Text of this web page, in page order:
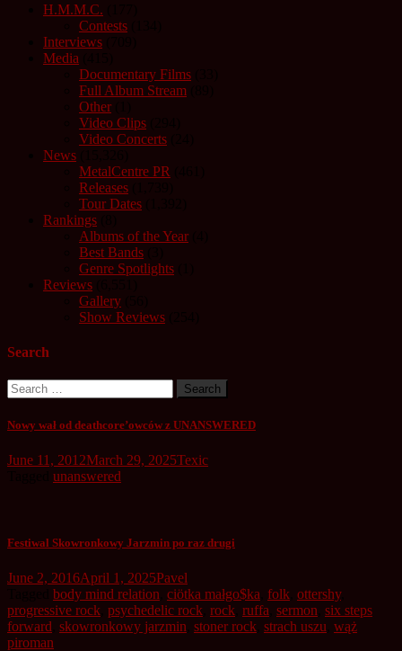
H.M.M.C.
Contests
Interviews
Media
Documentary Films
Full Album Stream
Other
Video Clips
Video Concerts
News
MetalCentre PR
Releases
Tour Dates
Rankings
Albums of the Year
Best Bands
Genre Spotlights
Reviews
Gallery
Show Reviews
Search
Search
for:
Nowy wał od deathcore’owców z UNANSWERED
June 11, 2012March 29, 2025Texic
unanswered
Festiwal Skowronkowy Jarzmin po raz drugi
June 2, 2016April 1, 2025Pavel
body mind relation ciötka małgo$ka folk ottershy,
progressive rock psychedelic rock rock ruffa sermon six steps
forward skowronkowy jarzmin stoner rock strach uszu wąż
piroman